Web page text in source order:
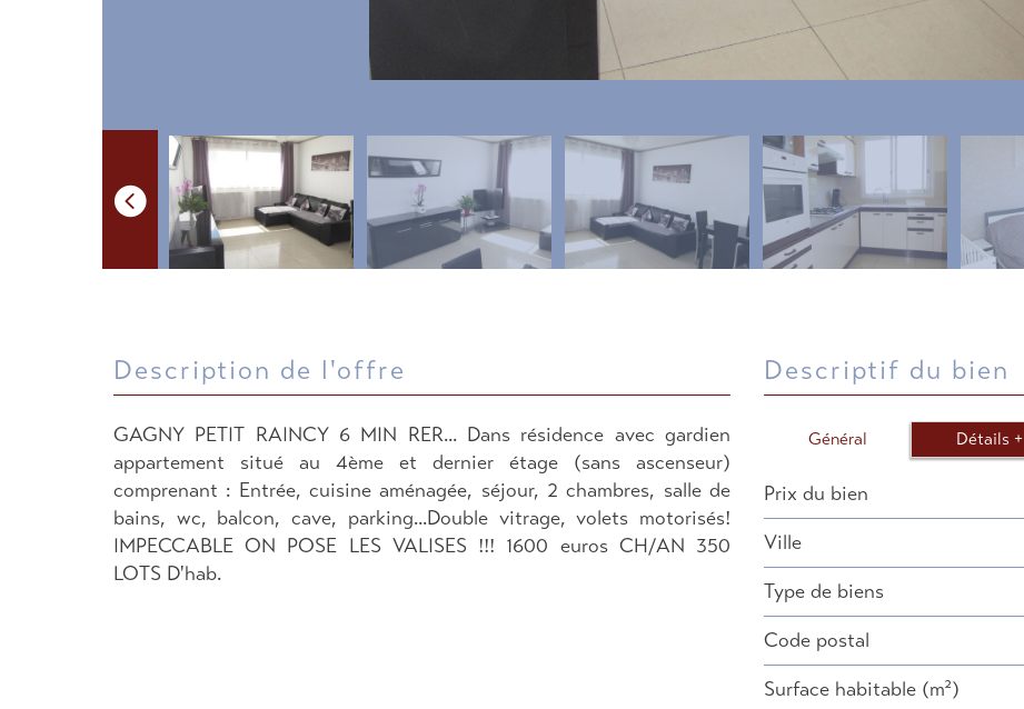
description de l'offre
GAGNY PETIT RAINCY 6 MIN RER... Dans résidence avec gardien
appartement situé au 4ème et dernier étage (sans ascenseur)
comprenant : Entrée, cuisine aménagée, séjour, 2 chambres, salle de
bains, wc, balcon, cave, parking...Double vitrage, volets motorisés!
IMPECCABLE ON POSE LES VALISES !!! 1600 euros CH/AN 350
LOTS D'hab.
descriptif du bien
Général Détails +
Prix du bien
Ville
Type de biens
Code postal
Surface habitable (m²)